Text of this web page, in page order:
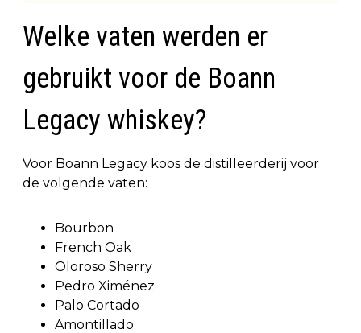
Welke vaten werden er
gebruikt voor de Boann
Legacy whiskey?
Voor Boann Legacy koos de distilleerderij voor
de volgende vaten:
Bourbon
French Oak
Oloroso Sherry
Pedro Ximénez
Palo Cortado
Amontillado